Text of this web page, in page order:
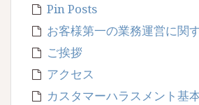
Pin Posts
お客様第一の業務運営に関
ご挨拶
アクセス
カスタマーハラスメント基